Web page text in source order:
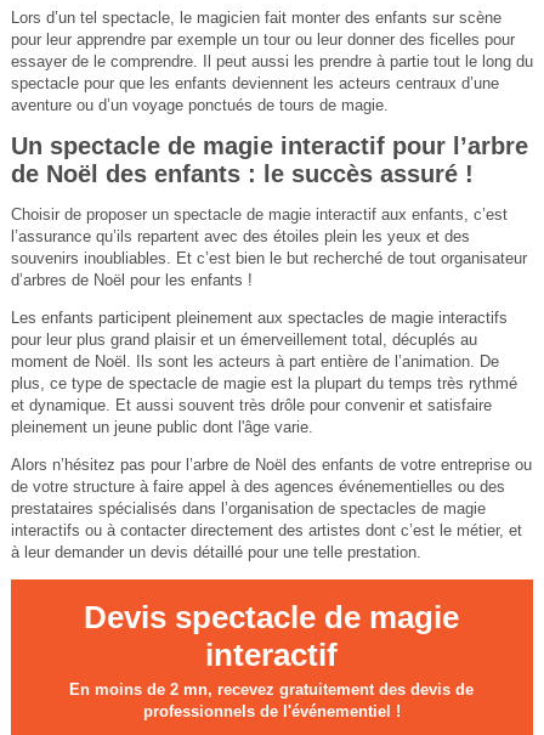
Lors d’un tel spectacle, le magicien fait monter des enfants sur scène
pour leur apprendre par exemple un tour ou leur donner des ficelles pour
essayer de le comprendre. Il peut aussi les prendre à partie tout le long du
spectacle pour que les enfants deviennent les acteurs centraux d’une
aventure ou d’un voyage ponctués de tours de magie.
Un spectacle de magie interactif pour l’arbre
de Noël des enfants : le succès assuré !
Choisir de proposer un spectacle de magie interactif aux enfants, c’est
l’assurance qu’ils repartent avec des étoiles plein les yeux et des
souvenirs inoubliables. Et c’est bien le but recherché de tout organisateur
d’arbres de Noël pour les enfants !
Les enfants participent pleinement aux spectacles de magie interactifs
pour leur plus grand plaisir et un émerveillement total, décuplés au
moment de Noël. Ils sont les acteurs à part entière de l’animation. De
plus, ce type de spectacle de magie est la plupart du temps très rythmé
et dynamique. Et aussi souvent très drôle pour convenir et satisfaire
pleinement un jeune public dont l'âge varie.
Alors n’hésitez pas pour l’arbre de Noël des enfants de votre entreprise ou
de votre structure à faire appel à des agences événementielles ou des
prestataires spécialisés dans l’organisation de spectacles de magie
interactifs ou à contacter directement des artistes dont c’est le métier, et
à leur demander un devis détaillé pour une telle prestation.
Devis spectacle de magie
interactif
En moins de 2 mn, recevez gratuitement des devis de
professionnels de l'événementiel !